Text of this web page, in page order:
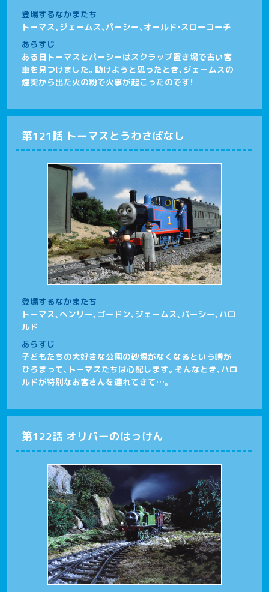
登場するなかまたち
トーマス、ジェームス、パーシー、オールド・スローコーチ
あらすじ
ある日トーマスとパーシーはスクラップ置き場で古い客
車を見つけました。助けようと思ったとき、ジェームスの
煙突から出た火の粉で火事が起こったのです！
第121話 トーマスとうわさばなし
登場するなかまたち
トーマス、ヘンリー、ゴードン、ジェームス、パーシー、ハロ
ルド
あらすじ
子どもたちの大好きな公園の砂場がなくなるという噂が
ひろまって、トーマスたちは心配します。そんなとき、ハロ
ルドが特別なお客さんを連れてきて…。
第122話 オリバーのはっけん